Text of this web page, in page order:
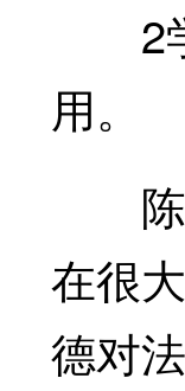
2学
用。
陈
在很
德对